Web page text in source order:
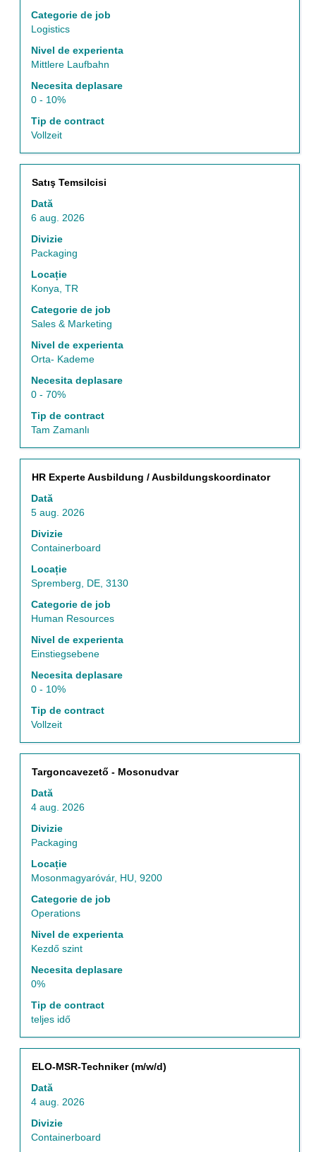
Categorie de job
Logistics
Nivel de experienta
Mittlere Laufbahn
Necesita deplasare
0 - 10%
Tip de contract
Vollzeit
al
informațiilor
post.
Titlu
Satış Temsilcisi
Dată
6 aug. 2026
Divizie
Packaging
Locație
Konya, TR
Categorie de job
Sales & Marketing
Nivel de experienta
Orta- Kademe
Necesita deplasare
0 - 70%
Tip de contract
Tam Zamanlı
Selectați
tasta
spațiu
pentru
a
întregul
conținut
al
informațiilor
post.
Titlu
HR Experte Ausbildung / Ausbildungskoordinator
Dată
5 aug. 2026
Divizie
Containerboard
Locație
Spremberg, DE, 3130
Categorie de job
Human Resources
Nivel de experienta
Einstiegsebene
Necesita deplasare
0 - 10%
Tip de contract
Vollzeit
Selectați
tasta
spațiu
pentru
a
întregul
conținut
al
informațiilor
post.
Titlu
Targoncavezető - Mosonudvar
Dată
4 aug. 2026
Divizie
Packaging
Locație
Mosonmagyaróvár, HU, 9200
Categorie de job
Operations
Nivel de experienta
Kezdő szint
Necesita deplasare
0%
Tip de contract
teljes idő
Selectați
tasta
spațiu
pentru
a
întregul
conținut
al
informațiilor
post.
Titlu
ELO-MSR-Techniker (m/w/d)
Dată
4 aug. 2026
Divizie
Containerboard
Selectați
tasta
spațiu
pentru
a